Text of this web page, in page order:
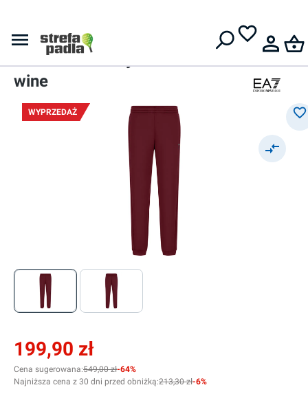
Męskie spodnie
EA7 Man Jersey - windsor
wine
WYPRZEDAŻ
199,90 zł
Cena sugerowana:549,00 zł-64%
Najniższa cena z 30 dni przed obniżką:213,30 zł-6%